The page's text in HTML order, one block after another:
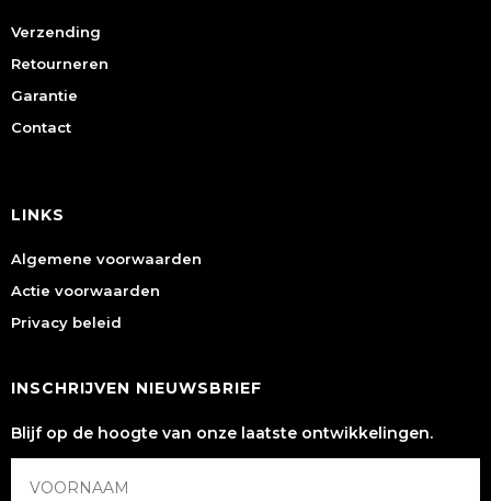
Verzending
Retourneren
Garantie
Contact
LINKS
Algemene voorwaarden
Actie voorwaarden
Privacy beleid
INSCHRIJVEN NIEUWSBRIEF
Blijf op de hoogte van onze laatste ontwikkelingen.